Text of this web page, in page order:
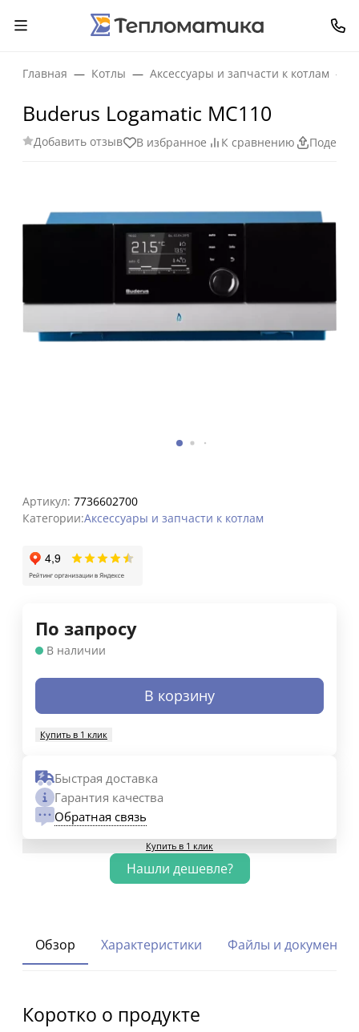
Главная Котлы Аксессуары и запчасти к котлам
Buderus Logamatic MC110
Добавить отзыв В избранное К сравнению
Артикул: 7736602700
Категории:Аксессуары и запчасти к котлам
По запросу
В наличии
В корзину
Купить в 1 клик
Быстрая доставка
Гарантия качества
Обратная связь
Купить в 1 клик
Обзор Характеристики Файлы и документы
Коротко о продукте